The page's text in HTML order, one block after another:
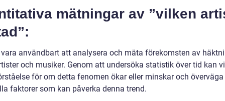
mätningar av ”vilken
användbart att analysera och mäta förekomsten av
och musiker. Genom att undersöka statistik över tid kan
för om detta fenomen ökar eller minskar och överväga
faktorer som kan påverka denna trend.